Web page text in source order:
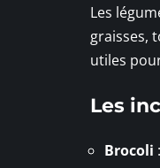
Les
graisses,
utiles
Les
Brocoli